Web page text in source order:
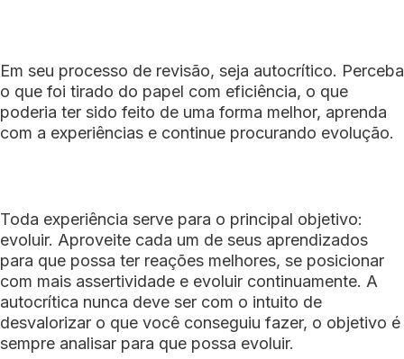
Em seu processo de revisão, seja autocrítico. Perceba
o que foi tirado do papel com eficiência, o que
poderia ter sido feito de uma forma melhor, aprenda
com a experiências e continue procurando evolução.
Toda experiência serve para o principal objetivo:
evoluir. Aproveite cada um de seus aprendizados
para que possa ter reações melhores, se posicionar
com mais assertividade e evoluir continuamente. A
autocrítica nunca deve ser com o intuito de
desvalorizar o que você conseguiu fazer, o objetivo é
sempre analisar para que possa evoluir.